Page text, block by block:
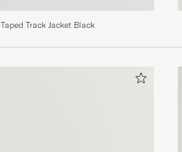
Track Jacket Black